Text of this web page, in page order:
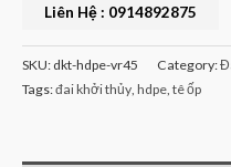
Liên Hệ : 0914892875
SKU: dkt-hdpe-vr45 Category:
Tags:đai khởi thủy hdpe tê ốp